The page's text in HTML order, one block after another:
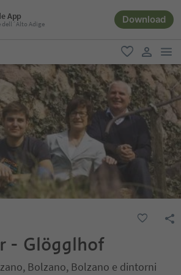
App
Adige Download
favoriti
user link
- Glögglhof
Bolzano, Bolzano e dintorni